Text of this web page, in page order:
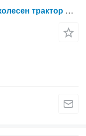
Силоотводен вал 1341277C3 за колесен трактор Case IH Case MX Maxxum